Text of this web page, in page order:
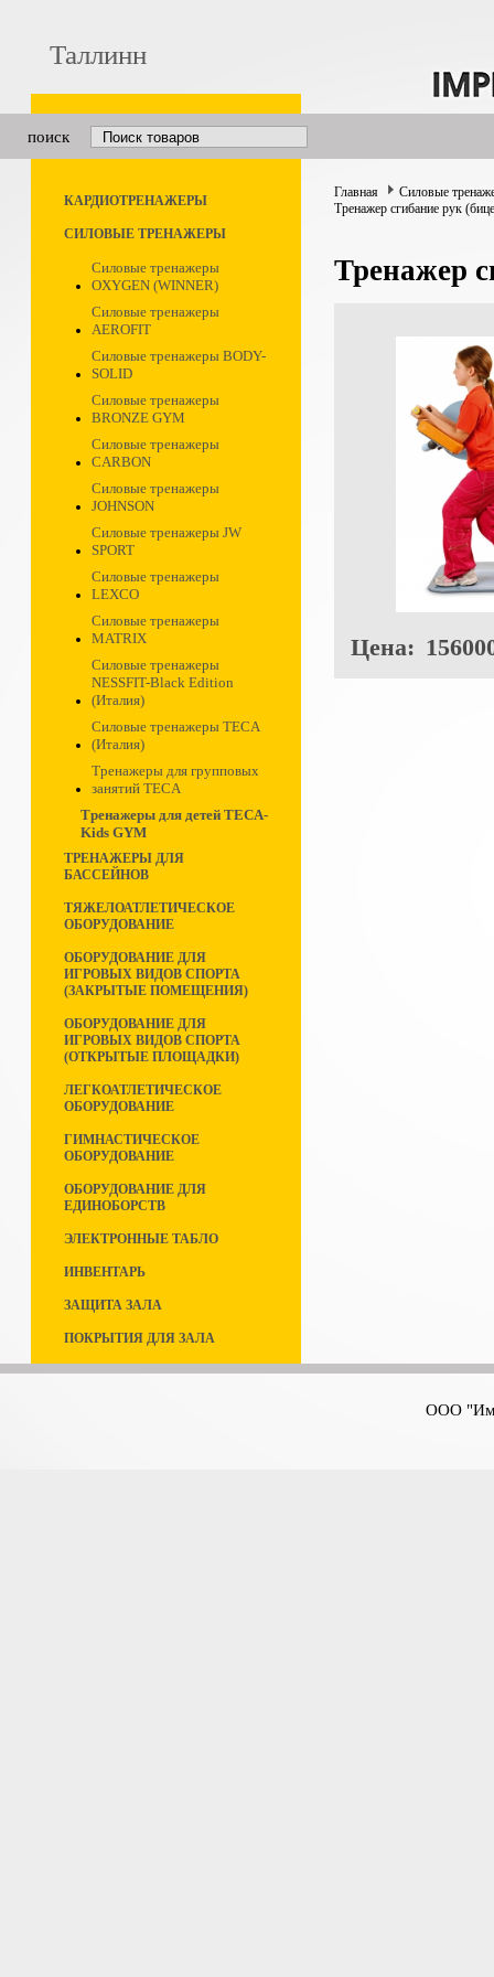
Таллинн
поиск
КАРДИОТРЕНАЖЕРЫ
СИЛОВЫЕ ТРЕНАЖЕРЫ
Силовые тренажеры
OXYGEN (WINNER)
Силовые тренажеры
AEROFIT
Силовые тренажеры BODY-
SOLID
Силовые тренажеры
BRONZE GYM
Силовые тренажеры
CARBON
Силовые тренажеры
JOHNSON
Силовые тренажеры JW
SPORT
Силовые тренажеры
LEXCO
Силовые тренажеры
MATRIX
Силовые тренажеры
NESSFIT-Black Edition
(Италия)
Силовые тренажеры TECA
(Италия)
Тренажеры для групповых
занятий TECA
Тренажеры для детей TECA-
Kids GYM
ТРЕНАЖЕРЫ ДЛЯ
БАССЕЙНОВ
ТЯЖЕЛОАТЛЕТИЧЕСКОЕ
ОБОРУДОВАНИЕ
ОБОРУДОВАНИЕ ДЛЯ
ИГРОВЫХ ВИДОВ СПОРТА
(ЗАКРЫТЫЕ ПОМЕЩЕНИЯ)
ОБОРУДОВАНИЕ ДЛЯ
ИГРОВЫХ ВИДОВ СПОРТА
(ОТКРЫТЫЕ ПЛОЩАДКИ)
ЛЕГКОАТЛЕТИЧЕСКОЕ
ОБОРУДОВАНИЕ
ГИМНАСТИЧЕСКОЕ
ОБОРУДОВАНИЕ
ОБОРУДОВАНИЕ ДЛЯ
ЕДИНОБОРСТВ
ЭЛЕКТРОННЫЕ ТАБЛО
ИНВЕНТАРЬ
ЗАЩИТА ЗАЛА
ПОКРЫТИЯ ДЛЯ ЗАЛА
Главная
Силовые
Тренажер сгибание рук
Тренажер
Цена:
ООО